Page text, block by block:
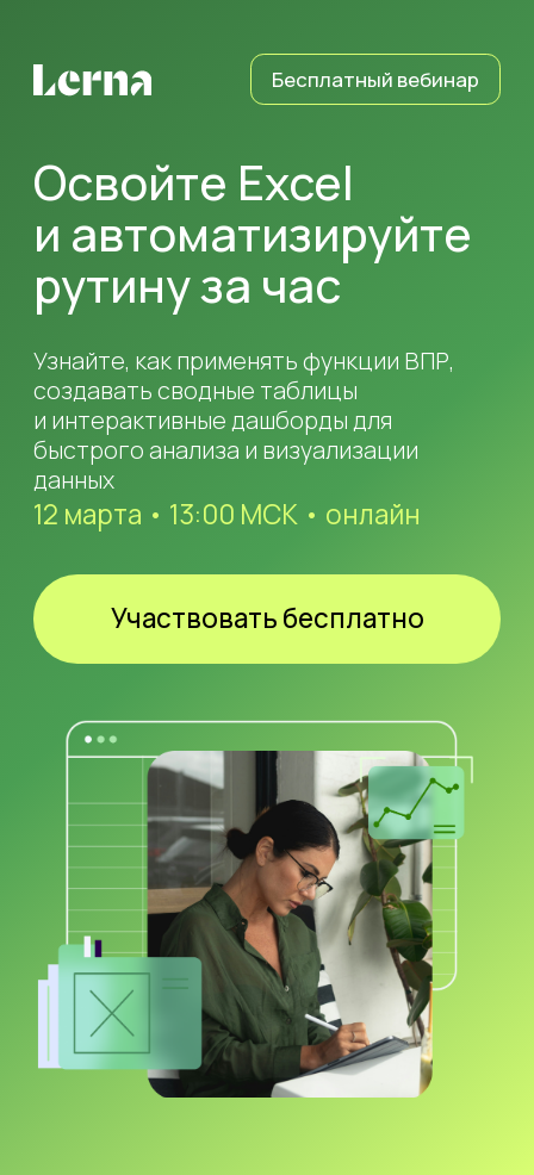
и автоматизируйте
рутину за час
Узнайте, как применять функции ВПР,
создавать сводные таблицы
и интерактивные дашборды для
быстрого анализа и визуализации
Участвовать бесплатно
Бесплатный вебинар
12 марта • 13:00 МСК • онлайн
Зарегистрируйтесь
и получите PDF-гайд
ТОП-3 секретных приема в Excel,
которые помогут вам повысить
продуктивность и безопасность